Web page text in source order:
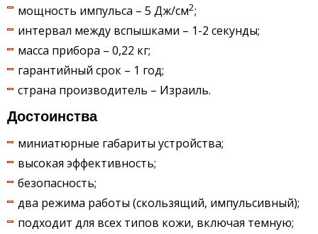
мощность импульса – 5 Дж/см2;
интервал между вспышками – 1-2 секунды;
масса прибора – 0,22 кг;
гарантийный срок – 1 год;
страна производитель – Израиль.
Достоинства
миниатюрные габариты устройства;
высокая эффективность;
безопасность;
два режима работы (скользящий, импульсивный);
подходит для всех типов кожи, включая темную;